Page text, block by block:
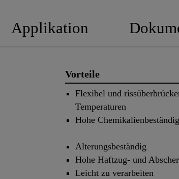
Applikation
Vorteile
Flexibel und
Temperaturen
Hohe
Alterungsbeständig
Hohe Haftzug- und
Leicht zu verarbeiten